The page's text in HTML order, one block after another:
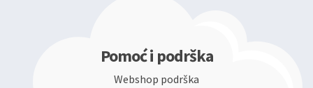
Pomoć i podrška
Webshop podrška